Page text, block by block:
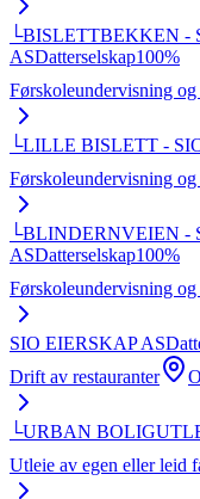
└BISLETTBEKKEN -
ASDatterselskap100%
Førskoleundervisning
└LILLE BISLETT -
Førskoleundervisning
└BLINDERNVEIEN -
ASDatterselskap100%
Førskoleundervisning
SIO EIERSKAP AS
Drift av restauranter
└URBAN
Utleie av egen eller leid